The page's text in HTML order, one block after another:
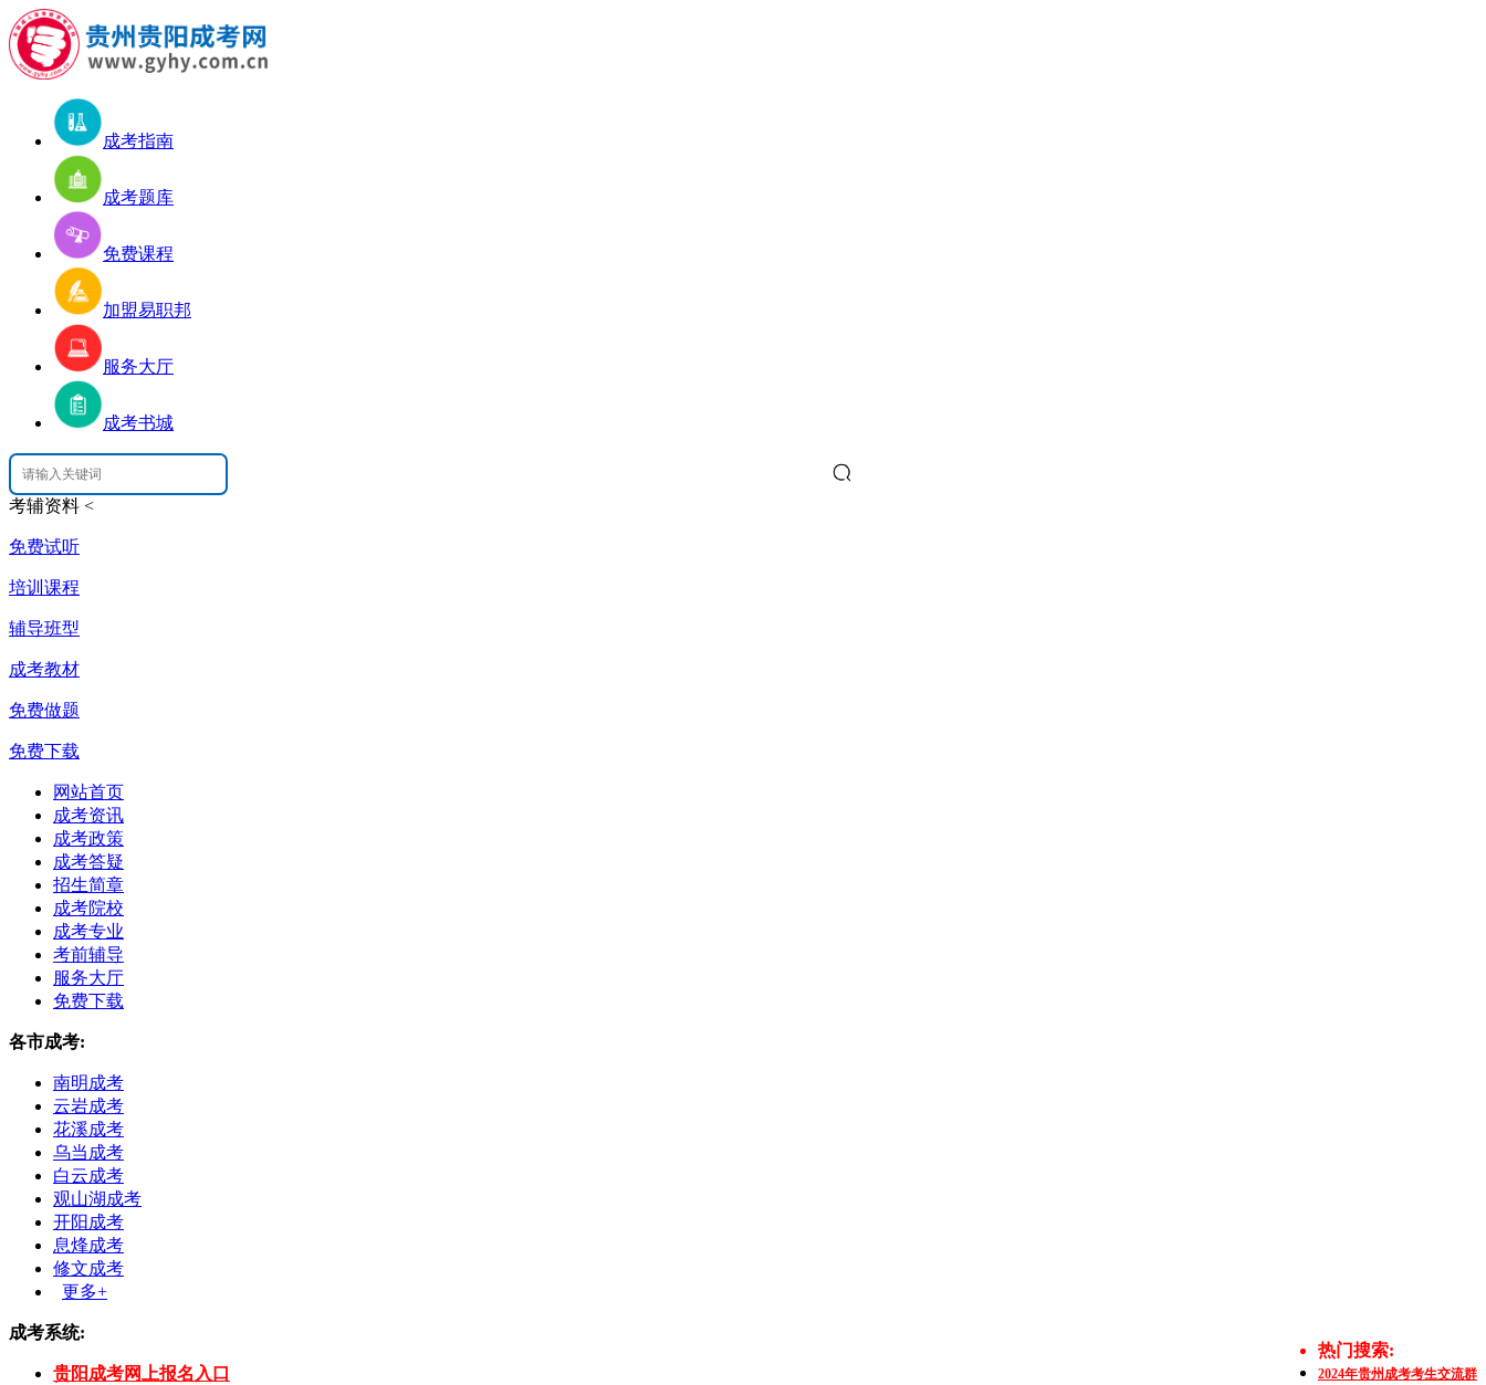
成考指南
成考题库
免费课程
加盟易职邦
服务大厅
成考书城
考辅资料 <
免费试听
培训课程
辅导班型
成考教材
免费做题
免费下载
网站首页
成考资讯
成考政策
成考答疑
招生简章
成考院校
成考专业
考前辅导
服务大厅
免费下载
各市成考:
南明成考
云岩成考
花溪成考
乌当成考
白云成考
观山湖成考
开阳成考
息烽成考
修文成考
更多+
热门搜索:
2024年贵州成考考生交流群
成考系统:
贵阳成考网上报名入口